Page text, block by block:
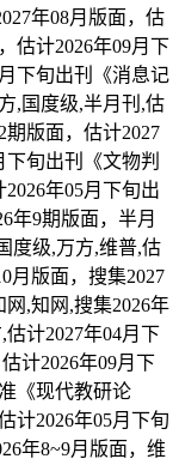
年08月版面，估
估计2026年09月下
下旬出刊《消息记
,国度级,半月刊,估
版面，估计2027
旬出刊《文物判
年05月下旬出
年9期版面，半月
度级,万方,维普,估
月版面，搜集2027
,知网,搜集2026年
计2027年04月下
计2026年09月下
《现代教研论
计2026年05月下旬
年8~9月版面，维